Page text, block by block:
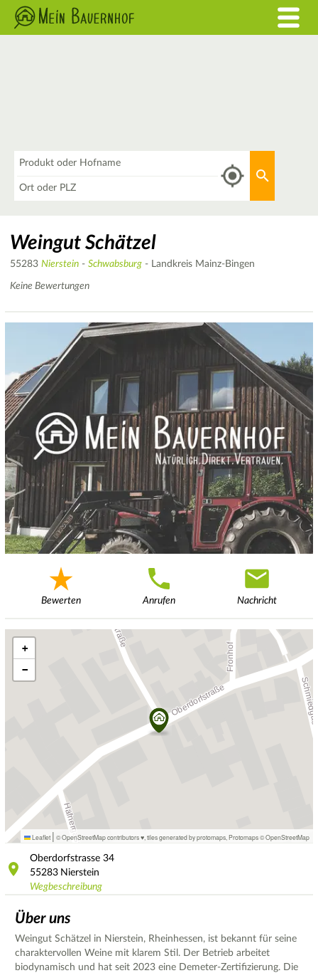
Weingut Schätzel
55283 Nierstein - Schwabsburg - Landkreis Mainz-Bingen
Keine Bewertungen
Bewerten Anrufen Nachricht
+
−
Leaflet | © OpenStreetMap contributors ♥, tiles generated by protomaps Protomaps©OpenStreetMap
Oberdorfstrasse 34
55283 Nierstein
Wegbeschreibung
Über uns
Weingut Schätzel in Nierstein, Rheinhessen, ist bekannt für seine
charaktervollen Weine mit klarem Stil. Der Betrieb arbeitet
biodynamisch und hat seit 2023 eine Demeter-Zertifizierung. Die